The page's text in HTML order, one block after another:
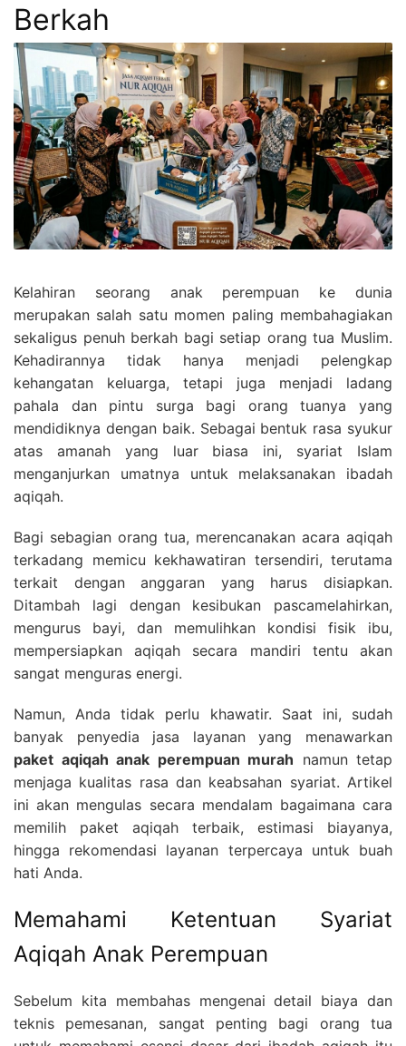
Berkah
Kelahiran seorang anak perempuan ke dunia
merupakan salah satu momen paling membahagiakan
sekaligus penuh berkah bagi setiap orang tua Muslim.
Kehadirannya tidak hanya menjadi pelengkap
kehangatan keluarga, tetapi juga menjadi ladang
pahala dan pintu surga bagi orang tuanya yang
mendidiknya dengan baik. Sebagai bentuk rasa syukur
atas amanah yang luar biasa ini, syariat Islam
menganjurkan umatnya untuk melaksanakan ibadah
aqiqah.
Bagi sebagian orang tua, merencanakan acara aqiqah
terkadang memicu kekhawatiran tersendiri, terutama
terkait dengan anggaran yang harus disiapkan.
Ditambah lagi dengan kesibukan pascamelahirkan,
mengurus bayi, dan memulihkan kondisi fisik ibu,
mempersiapkan aqiqah secara mandiri tentu akan
sangat menguras energi.
Namun, Anda tidak perlu khawatir. Saat ini, sudah
banyak penyedia jasa layanan yang menawarkan
paket aqiqah anak perempuan murah namun tetap
menjaga kualitas rasa dan keabsahan syariat. Artikel
ini akan mengulas secara mendalam bagaimana cara
memilih paket aqiqah terbaik, estimasi biayanya,
hingga rekomendasi layanan terpercaya untuk buah
hati Anda.
Memahami Ketentuan Syariat
Aqiqah Anak Perempuan
Sebelum kita membahas mengenai detail biaya dan
teknis pemesanan, sangat penting bagi orang tua